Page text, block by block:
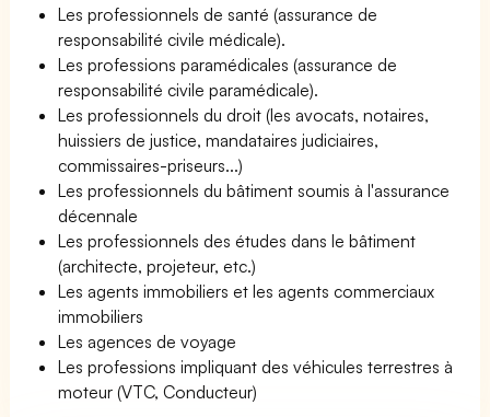
Les professionnels de santé (assurance de
responsabilité civile médicale).
Les professions paramédicales (assurance de
responsabilité civile paramédicale).
Les professionnels du droit (les avocats, notaires,
huissiers de justice, mandataires judiciaires,
commissaires-priseurs...)
Les professionnels du bâtiment soumis à l'assurance
décennale
Les professionnels des études dans le bâtiment
(architecte, projeteur, etc.)
Les agents immobiliers et les agents commerciaux
immobiliers
Les agences de voyage
Les professions impliquant des véhicules terrestres à
moteur (VTC, Conducteur)